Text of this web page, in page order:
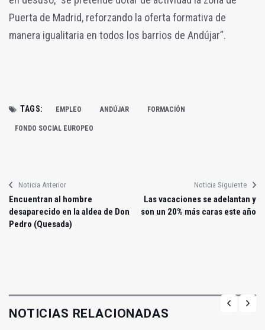
Puerta de Madrid, reforzando la oferta formativa de
manera igualitaria en todos los barrios de Andújar”.
TAGS: EMPLEO ANDÚJAR FORMACIÓN
FONDO SOCIAL EUROPEO
Noticia Anterior
Encuentran al hombre
desaparecido en la aldea de Don
Pedro (Quesada)
Noticia Siguiente
Las vacaciones se adelantan y
son un 20% más caras este año
NOTICIAS RELACIONADAS